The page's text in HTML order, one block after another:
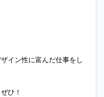
イン性に富んだ仕事をし
ひ！